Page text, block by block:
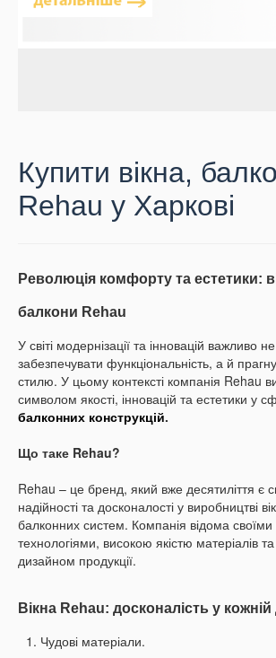
Купити вікна,
Rehau у Харкові
Революція комфорту та естетики:
балкони Rehau
У світі модернізації та інновацій важливо
забезпечувати функціональність, а й
стилю. У цьому контексті компанія Rehau
символом якості, інновацій та естетики у
балконних конструкцій.
Що таке Rehau?
Rehau – це бренд, який вже десятиліття є
надійності та досконалості у виробництві
балконних систем. Компанія відома
технологіями, високою якістю матеріалів
дизайном продукції.
Вікна Rehau: досконалість у кожній
Чудові матеріали.